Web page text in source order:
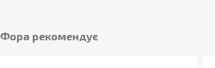
Фора рекомендує